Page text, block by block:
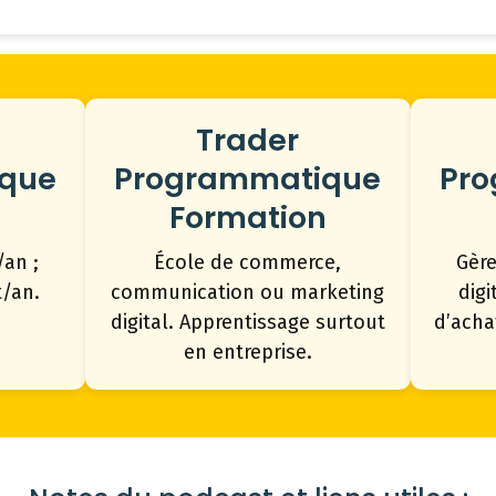
;
an.
Trader
Programmatique
Formation
École de commerce,
communication ou marketing
digital. Apprentissage surtout
en entreprise.